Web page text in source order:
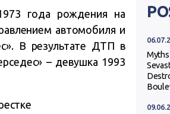
года рождения на
автомобиля и
В результате ДТП в
– девушка 1993